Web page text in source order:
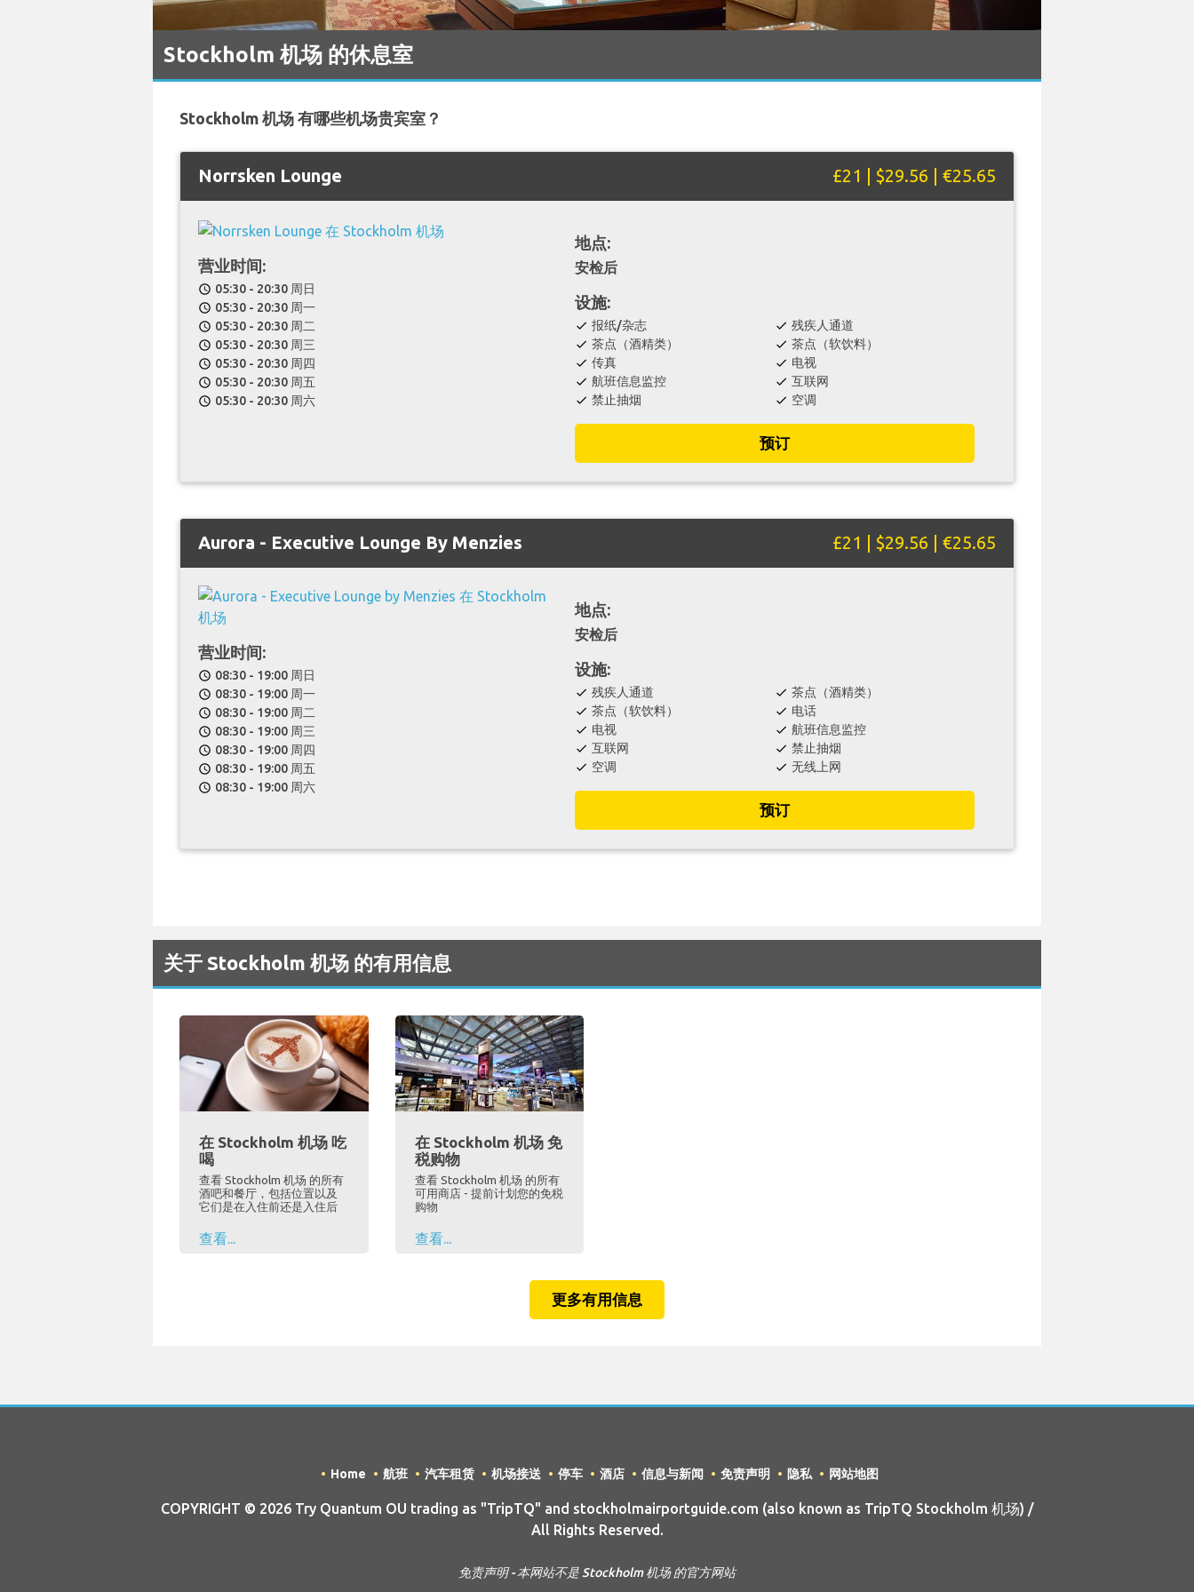
Stockholm 机场 的休息室
Stockholm 机场 有哪些机场贵宾室？
Norrsken Lounge £21 | $29.56 | €25.65
营业时间:
schedule 05:30 - 20:30 周日
schedule 05:30 - 20:30 周一
schedule 05:30 - 20:30 周二
schedule 05:30 - 20:30 周三
schedule 05:30 - 20:30 周四
schedule 05:30 - 20:30 周五
schedule 05:30 - 20:30 周六
地点:
安检后
设施:
check 报纸/杂志 check 残疾人通道
check 茶点（酒精类） check 茶点（软饮料）
check 传真 check 电视
check 航班信息监控 check 互联网
check 禁止抽烟 check 空调
预订
Aurora - Executive Lounge By Menzies £21 | $29.56 | €25.65
营业时间:
schedule 08:30 - 19:00 周日
schedule 08:30 - 19:00 周一
schedule 08:30 - 19:00 周二
schedule 08:30 - 19:00 周三
schedule 08:30 - 19:00 周四
schedule 08:30 - 19:00 周五
schedule 08:30 - 19:00 周六
地点:
安检后
设施:
check 残疾人通道 check 茶点（酒精类）
check 茶点（软饮料） check 电话
check 电视 check 航班信息监控
check 互联网 check 禁止抽烟
check 空调 check 无线上网
预订
关于 Stockholm 机场 的有用信息
在 Stockholm 机场 吃
喝
查看 Stockholm 机场 的所有
酒吧和餐厅，包括位置以及
它们是在入住前还是入住后
查看...
在 Stockholm 机场 免
税购物
查看 Stockholm 机场 的所有
可用商店 - 提前计划您的免税
购物
查看...
更多有用信息
Home 航班 汽车租赁 机场接送 停车 酒店 信息与新闻 免责声明 隐私 网站地图
COPYRIGHT © 2026 Try Quantum OU trading as "TripTQ" and stockholmairportguide.com (also known as TripTQ Stockholm 机场) /
All Rights Reserved.
免责声明 - 本网站不是 Stockholm 机场 的官方网站